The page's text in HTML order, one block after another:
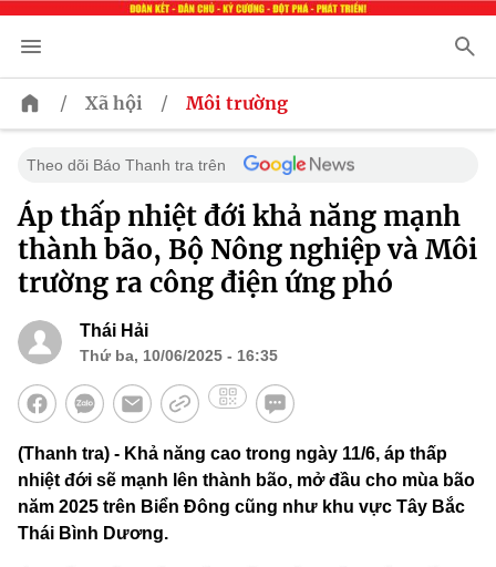
/ Xã hội / Môi trường
Theo dõi Báo Thanh tra trên
Áp thấp nhiệt đới khả năng mạnh
thành bão, Bộ Nông nghiệp và Môi
trường ra công điện ứng phó
Thái Hải
Thứ ba, 10/06/2025 - 16:35
(Thanh tra) - Khả năng cao trong ngày 11/6, áp thấp
nhiệt đới sẽ mạnh lên thành bão, mở đầu cho mùa bão
năm 2025 trên Biển Đông cũng như khu vực Tây Bắc
Thái Bình Dương.